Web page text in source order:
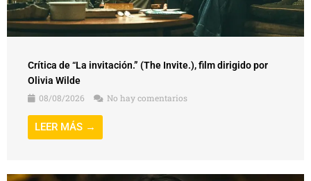
Crítica de “La invitación.” (The Invite.), film dirigido por
Olivia Wilde
08/08/2026
No hay comentarios
LEER MÁS →